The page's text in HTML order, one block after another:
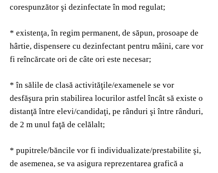
corespunzător şi dezinfectate în mod regulat;
* existenţa, în regim permanent, de săpun, prosoape de
hârtie, dispensere cu dezinfectant pentru mâini, care vor
fi reîncărcate ori de câte ori este necesar;
* în sălile de clasă activităţile/examenele se vor
desfăşura prin stabilirea locurilor astfel încât să existe o
distanţă între elevi/candidaţi, pe rânduri şi între rânduri,
de 2 m unul faţă de celălalt;
* pupitrele/băncile vor fi individualizate/prestabilite şi,
de asemenea, se va asigura reprezentarea grafică a